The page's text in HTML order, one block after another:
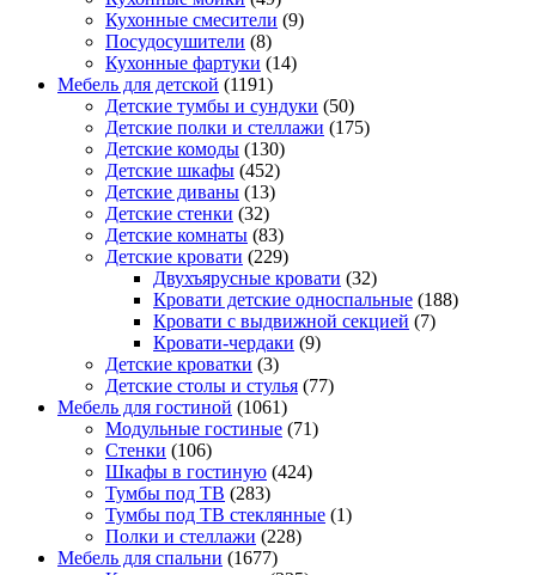
Кухонные смесители (9)
Посудосушители (8)
Кухонные фартуки (14)
Мебель для детской (1191)
Детские тумбы и сундуки (50)
Детские полки и стеллажи (175)
Детские комоды (130)
Детские шкафы (452)
Детские диваны (13)
Детские стенки (32)
Детские комнаты (83)
Детские кровати (229)
Двухъярусные кровати (32)
Кровати детские односпальные (188)
Кровати с выдвижной секцией (7)
Кровати-чердаки (9)
Детские кроватки (3)
Детские столы и стулья (77)
Мебель для гостиной (1061)
Модульные гостиные (71)
Стенки (106)
Шкафы в гостиную (424)
Тумбы под ТВ (283)
Тумбы под ТВ стеклянные (1)
Полки и стеллажи (228)
Мебель для спальни (1677)